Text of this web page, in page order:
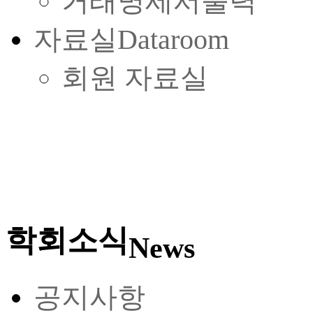
자료실Dataroom
회원 자료실
학회소식News
공지사항